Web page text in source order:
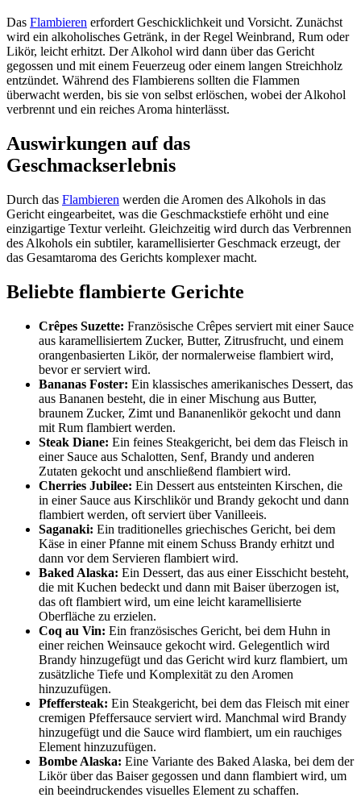
Das Flambieren erfordert Geschicklichkeit und Vorsicht. Zunächst
wird ein alkoholisches Getränk, in der Regel Weinbrand, Rum oder
Likör, leicht erhitzt. Der Alkohol wird dann über das Gericht
gegossen und mit einem Feuerzeug oder einem langen Streichholz
entzündet. Während des Flambierens sollten die Flammen
überwacht werden, bis sie von selbst erlöschen, wobei der Alkohol
verbrennt und ein reiches Aroma hinterlässt.
Auswirkungen auf das
Geschmackserlebnis
Durch das Flambieren werden die Aromen des Alkohols in das
Gericht eingearbeitet, was die Geschmackstiefe erhöht und eine
einzigartige Textur verleiht. Gleichzeitig wird durch das Verbrennen
des Alkohols ein subtiler, karamellisierter Geschmack erzeugt, der
das Gesamtaroma des Gerichts komplexer macht.
Beliebte flambierte Gerichte
Crêpes Suzette: Französische Crêpes serviert mit einer Sauce
aus karamellisiertem Zucker, Butter, Zitrusfrucht, und einem
orangenbasierten Likör, der normalerweise flambiert wird,
bevor er serviert wird.
Bananas Foster: Ein klassisches amerikanisches Dessert, das
aus Bananen besteht, die in einer Mischung aus Butter,
braunem Zucker, Zimt und Bananenlikör gekocht und dann
mit Rum flambiert werden.
Steak Diane: Ein feines Steakgericht, bei dem das Fleisch in
einer Sauce aus Schalotten, Senf, Brandy und anderen
Zutaten gekocht und anschließend flambiert wird.
Cherries Jubilee: Ein Dessert aus entsteinten Kirschen, die
in einer Sauce aus Kirschlikör und Brandy gekocht und dann
flambiert werden, oft serviert über Vanilleeis.
Saganaki: Ein traditionelles griechisches Gericht, bei dem
Käse in einer Pfanne mit einem Schuss Brandy erhitzt und
dann vor dem Servieren flambiert wird.
Baked Alaska: Ein Dessert, das aus einer Eisschicht besteht,
die mit Kuchen bedeckt und dann mit Baiser überzogen ist,
das oft flambiert wird, um eine leicht karamellisierte
Oberfläche zu erzielen.
Coq au Vin: Ein französisches Gericht, bei dem Huhn in
einer reichen Weinsauce gekocht wird. Gelegentlich wird
Brandy hinzugefügt und das Gericht wird kurz flambiert, um
zusätzliche Tiefe und Komplexität zu den Aromen
hinzuzufügen.
Pfeffersteak: Ein Steakgericht, bei dem das Fleisch mit einer
cremigen Pfeffersauce serviert wird. Manchmal wird Brandy
hinzugefügt und die Sauce wird flambiert, um ein rauchiges
Element hinzuzufügen.
Bombe Alaska: Eine Variante des Baked Alaska, bei dem der
Likör über das Baiser gegossen und dann flambiert wird, um
ein beeindruckendes visuelles Element zu schaffen.